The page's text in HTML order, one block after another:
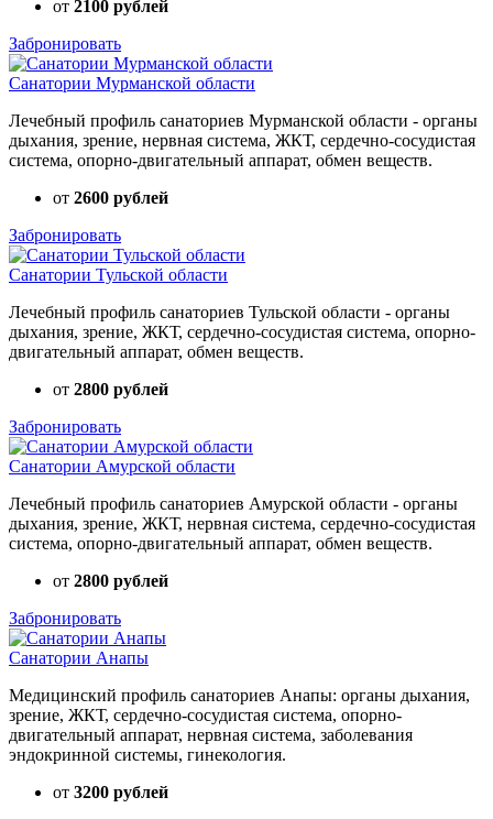
от 2100 рублей
Забронировать
Санатории Мурманской области
Лечебный профиль санаториев Мурманской области - органы
дыхания, зрение, нервная система, ЖКТ, сердечно-сосудистая
система, опорно-двигательный аппарат, обмен веществ.
от 2600 рублей
Забронировать
Санатории Тульской области
Лечебный профиль санаториев Тульской области - органы
дыхания, зрение, ЖКТ, сердечно-сосудистая система, опорно-
двигательный аппарат, обмен веществ.
от 2800 рублей
Забронировать
Санатории Амурской области
Лечебный профиль санаториев Амурской области - органы
дыхания, зрение, ЖКТ, нервная система, сердечно-сосудистая
система, опорно-двигательный аппарат, обмен веществ.
от 2800 рублей
Забронировать
Санатории Анапы
Медицинский профиль санаториев Анапы: органы дыхания,
зрение, ЖКТ, сердечно-сосудистая система, опорно-
двигательный аппарат, нервная система, заболевания
эндокринной системы, гинекология.
от 3200 рублей